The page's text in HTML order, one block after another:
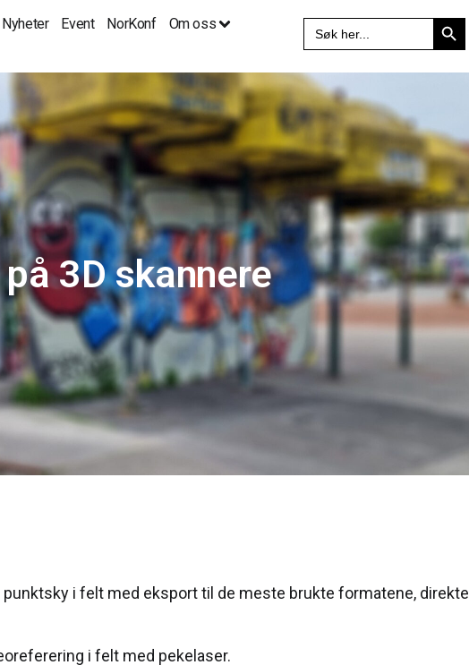
Nyheter Event NorKonf Om oss
Search
for:
Search Button
3D skannere
i felt med eksport til de meste brukte formatene, direkte
i felt med pekelaser.